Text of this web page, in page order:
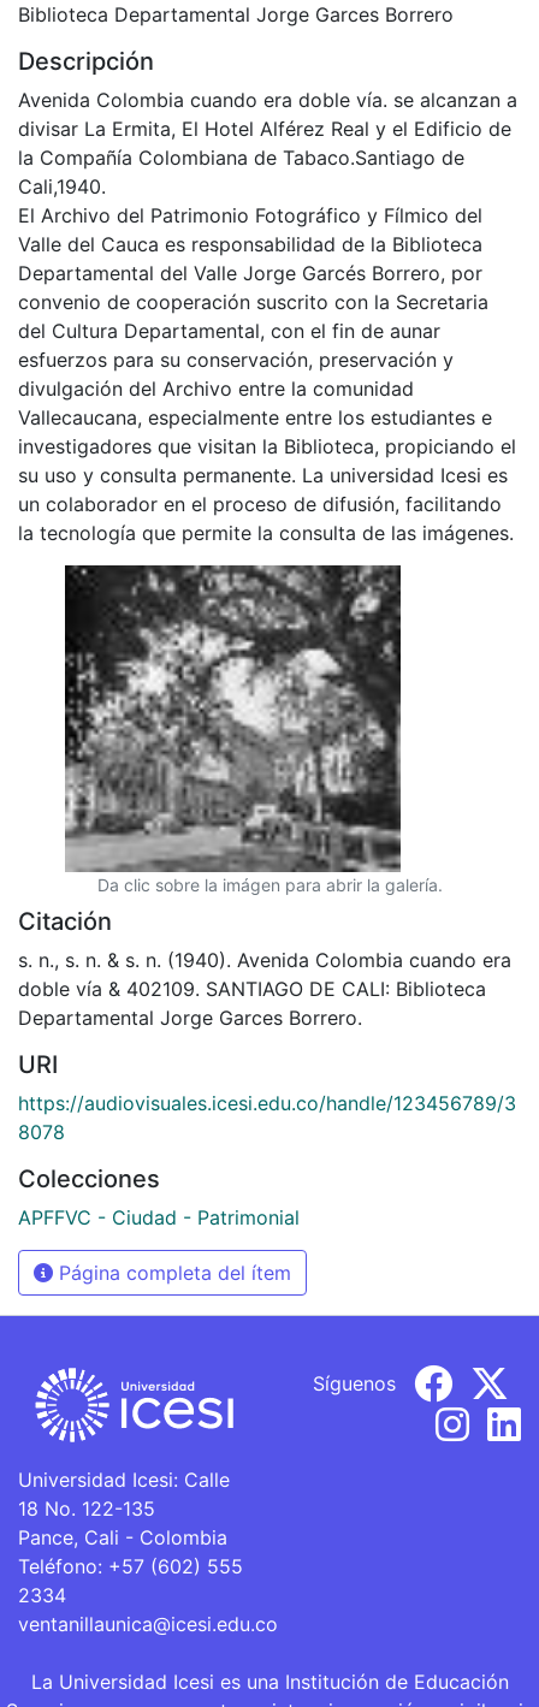
Biblioteca Departamental Jorge Garces Borrero
Descripción
Avenida Colombia cuando era doble vía. se alcanzan a
divisar La Ermita, El Hotel Alférez Real y el Edificio de
la Compañía Colombiana de Tabaco.Santiago de
Cali,1940.
El Archivo del Patrimonio Fotográfico y Fílmico del
Valle del Cauca es responsabilidad de la Biblioteca
Departamental del Valle Jorge Garcés Borrero, por
convenio de cooperación suscrito con la Secretaria
del Cultura Departamental, con el fin de aunar
esfuerzos para su conservación, preservación y
divulgación del Archivo entre la comunidad
Vallecaucana, especialmente entre los estudiantes e
investigadores que visitan la Biblioteca, propiciando el
su uso y consulta permanente. La universidad Icesi es
un colaborador en el proceso de difusión, facilitando
la tecnología que permite la consulta de las imágenes.
Da clic sobre la imágen para abrir la galería.
Citación
s. n., s. n. & s. n. (1940). Avenida Colombia cuando era
doble vía & 402109. SANTIAGO DE CALI: Biblioteca
Departamental Jorge Garces Borrero.
URI
https://audiovisuales.icesi.edu.co/handle/123456789/3
8078
Colecciones
APFFVC - Ciudad - Patrimonial
Página completa del ítem
Universidad Icesi: Calle
18 No. 122-135
Pance, Cali - Colombia
Teléfono: +57 (602) 555
2334
ventanillaunica@icesi.edu.co
Síguenos
La Universidad Icesi es una Institución de Educación